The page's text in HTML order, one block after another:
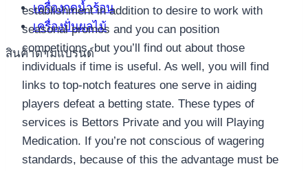
เครื่องกดน้ำร้อน
เครื่องปั่นผลไม้
สินค้าตามแบรนด์
establishment in addition to desire to work with
seasonal promos and you can position
competitions, but you’ll find out about those
individuals if time is useful. As well, you will find
links to top-notch features one serve in aiding
players defeat a betting state. These types of
services is Bettors Private and you will Playing
Medication. If you’re not conscious of wagering
standards, because of this the advantage must be